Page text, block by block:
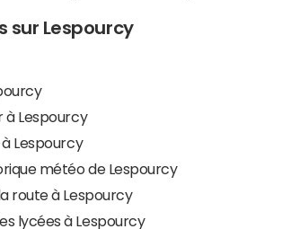
sur Lespourcy
à Lespourcy
Lespourcy
météo de Lespourcy
route à Lespourcy
lycées à Lespourcy